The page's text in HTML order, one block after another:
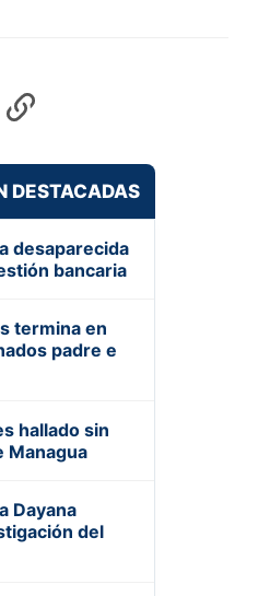
DESTACADAS
desaparecida
bancaria
termina en
padre e
hallado sin
Managua
Dayana
del